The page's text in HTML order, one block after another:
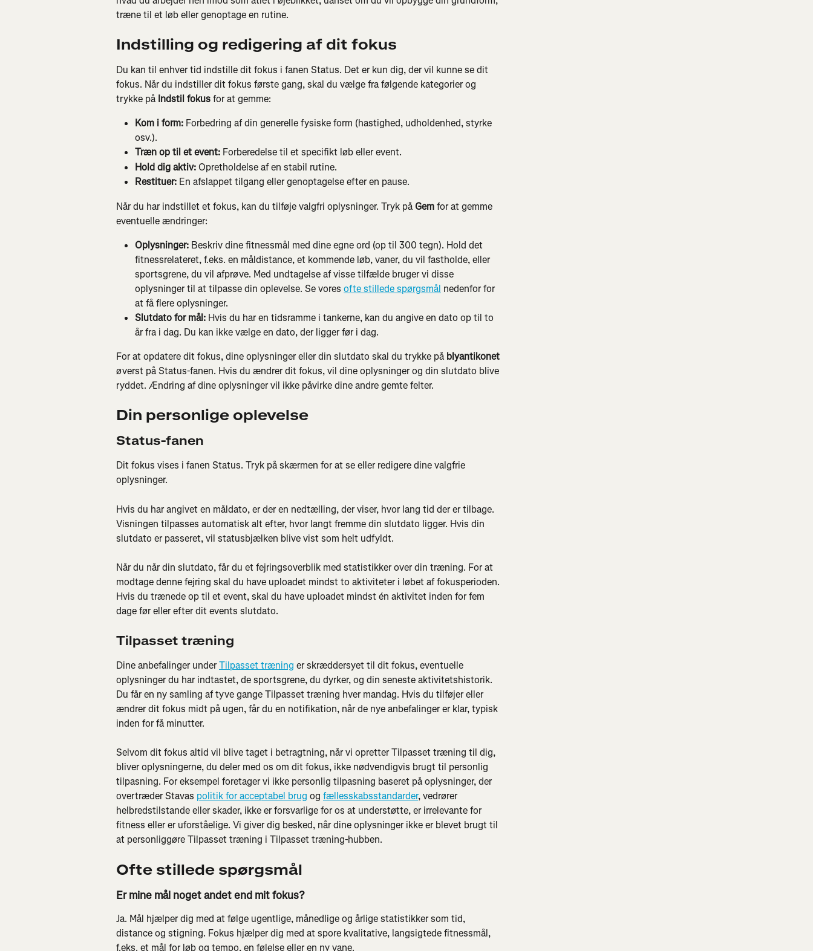
træne til et løb eller genoptage en rutine.
Indstilling og redigering af dit fokus
Du kan til enhver tid indstille dit fokus i fanen Status. Det er kun dig, der vil kunne se dit
fokus. Når du indstiller dit fokus første gang, skal du vælge fra følgende kategorier og
trykke på Indstil fokus for at gemme:
Kom i form: Forbedring af din generelle fysiske form (hastighed, udholdenhed, styrke
osv.).
Træn op til et event: Forberedelse til et specifikt løb eller event.
Hold dig aktiv: Opretholdelse af en stabil rutine.
Restituer: En afslappet tilgang eller genoptagelse efter en pause.
Når du har indstillet et fokus, kan du tilføje valgfri oplysninger. Tryk på Gem for at gemme
eventuelle ændringer:
Oplysninger: Beskriv dine fitnessmål med dine egne ord (op til 300 tegn). Hold det
fitnessrelateret, f.eks. en måldistance, et kommende løb, vaner, du vil fastholde, eller
sportsgrene, du vil afprøve. Med undtagelse af visse tilfælde bruger vi disse
oplysninger til at tilpasse din oplevelse. Se vores ofte stillede spørgsmål nedenfor for
at få flere oplysninger.
Slutdato for mål: Hvis du har en tidsramme i tankerne, kan du angive en dato op til to
år fra i dag. Du kan ikke vælge en dato, der ligger før i dag.
For at opdatere dit fokus, dine oplysninger eller din slutdato skal du trykke på blyantikonet
øverst på Status-fanen. Hvis du ændrer dit fokus, vil dine oplysninger og din slutdato blive
ryddet. Ændring af dine oplysninger vil ikke påvirke dine andre gemte felter.
Din personlige oplevelse
Status-fanen
Dit fokus vises i fanen Status. Tryk på skærmen for at se eller redigere dine valgfrie
oplysninger.
Hvis du har angivet en måldato, er der en nedtælling, der viser, hvor lang tid der er tilbage.
Visningen tilpasses automatisk alt efter, hvor langt fremme din slutdato ligger. Hvis din
slutdato er passeret, vil statusbjælken blive vist som helt udfyldt.
Når du når din slutdato, får du et fejringsoverblik med statistikker over din træning. For at
modtage denne fejring skal du have uploadet mindst to aktiviteter i løbet af fokusperioden.
Hvis du trænede op til et event, skal du have uploadet mindst én aktivitet inden for fem
dage før eller efter dit events slutdato.
Tilpasset træning
Dine anbefalinger under Tilpasset træning er skræddersyet til dit fokus, eventuelle
oplysninger du har indtastet, de sportsgrene, du dyrker, og din seneste aktivitetshistorik.
Du får en ny samling af tyve gange Tilpasset træning hver mandag. Hvis du tilføjer eller
ændrer dit fokus midt på ugen, får du en notifikation, når de nye anbefalinger er klar, typisk
inden for få minutter.
Selvom dit fokus altid vil blive taget i betragtning, når vi opretter Tilpasset træning til dig,
bliver oplysningerne, du deler med os om dit fokus, ikke nødvendigvis brugt til personlig
tilpasning. For eksempel foretager vi ikke personlig tilpasning baseret på oplysninger, der
overtræder Stavas politik for acceptabel brug og fællesskabsstandarder, vedrører
helbredstilstande eller skader, ikke er forsvarlige for os at understøtte, er irrelevante for
fitness eller er uforståelige. Vi giver dig besked, når dine oplysninger ikke er blevet brugt til
at personliggøre Tilpasset træning i Tilpasset træning-hubben.
Ofte stillede spørgsmål
Er mine mål noget andet end mit fokus?
Ja. Mål hjælper dig med at følge ugentlige, månedlige og årlige statistikker som tid,
distance og stigning. Fokus hjælper dig med at spore kvalitative, langsigtede fitnessmål,
f.eks. et mål for løb og tempo, en følelse eller en ny vane.